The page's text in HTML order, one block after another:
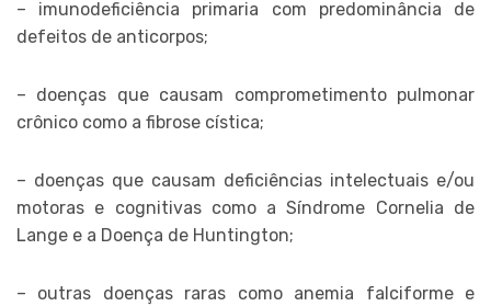
– imunodeficiência primaria com predominância de
defeitos de anticorpos;
– doenças que causam comprometimento pulmonar
crônico como a fibrose cística;
– doenças que causam deficiências intelectuais e/ou
motoras e cognitivas como a Síndrome Cornelia de
Lange e a Doença de Huntington;
– outras doenças raras como anemia falciforme e